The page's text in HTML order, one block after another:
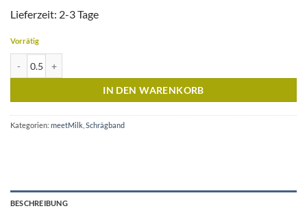
Lieferzeit: 2-3 Tage
Vorrätig
IN DEN WARENKORB
Kategorien: meetMilk Schrägband
BESCHREIBUNG